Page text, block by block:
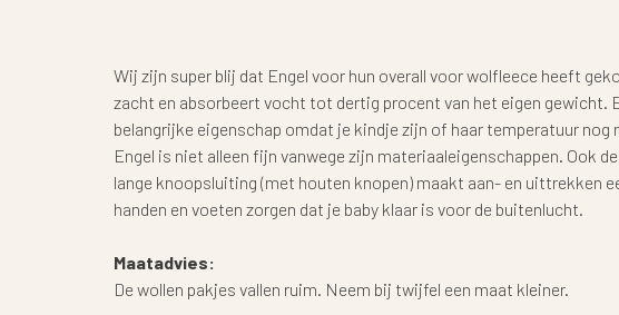
Wij zijn super blij dat Engel voor hun overall voor wolfleece heeft
zacht en absorbeert vocht tot dertig procent van het eigen gewicht.
belangrijke eigenschap omdat je kindje zijn of haar temperatuur nog
Engel is niet alleen fijn vanwege zijn materiaaleigenschappen. Ook
lange knoopsluiting (met houten knopen) maakt aan- en uittrekken
handen en voeten zorgen dat je baby klaar is voor de buitenlucht.
Maatadvies:
De wollen pakjes vallen ruim. Neem bij twijfel een maat kleiner.